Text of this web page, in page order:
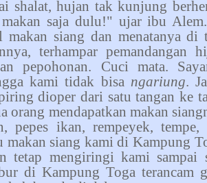
shalat, hujan tak kunjung
saja dulu!" ujar ibu
makan siang dan menatanya di
terhampar pemandangan
pepohonan. Cuci mata.
kami tidak bisa ngariung.
dioper dari satu tangan ke
orang mendapatkan makan
pepes ikan, rempeyek,
makan siang kami di Kampung
tetap mengiringi kami sampai
di Kampung Toga terancam